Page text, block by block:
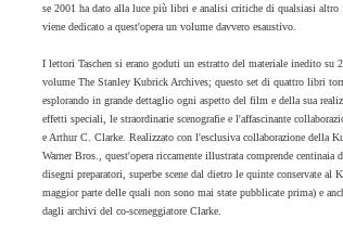
se 2001 ha dato alla luce più libri e analisi critiche di qualsiasi
viene dedicato a quest'opera un volume davvero esaustivo.
I lettori Taschen si erano goduti un estratto del materiale inedito su
volume The Stanley Kubrick Archives; questo set di quattro libri
esplorando in grande dettaglio ogni aspetto del film e della sua
effetti speciali, le straordinarie scenografie e l'affascinante
e Arthur C. Clarke. Realizzato con l'esclusiva collaborazione della
Warner Bros., quest'opera riccamente illustrata comprende centinaia
disegni preparatori, superbe scene dal dietro le quinte conservate al
maggior parte delle quali non sono mai state pubblicate prima) e
dagli archivi del co-sceneggiatore Clarke.